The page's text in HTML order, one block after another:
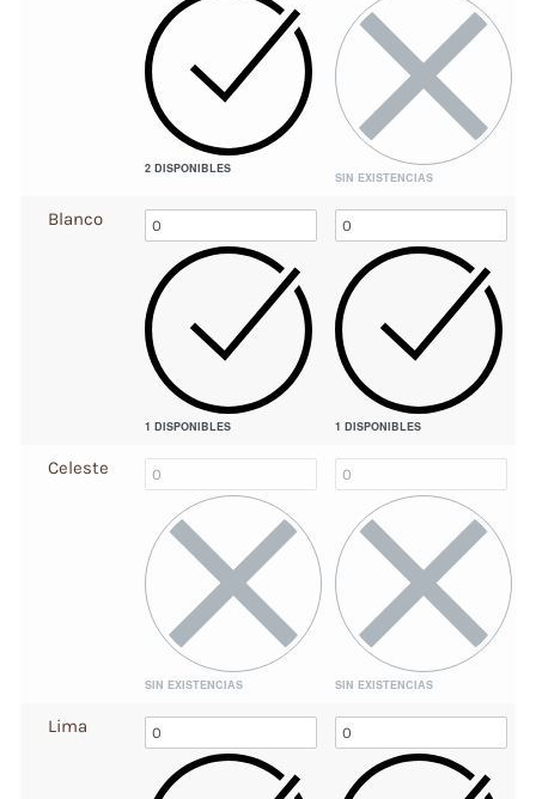
2 DISPONIBLES
SIN EXISTENCIAS
Blanco
1 DISPONIBLES 1 DISPONIBLES
Celeste
SIN EXISTENCIAS SIN EXISTENCIAS
Lima